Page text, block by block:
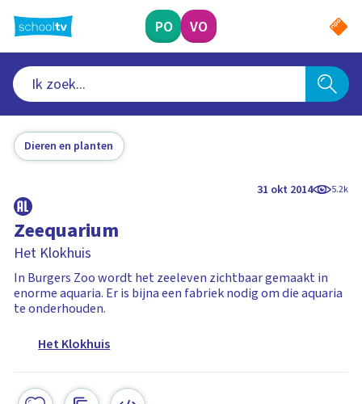
naar
hoofdinhoud
PO VO
Dieren en planten
31 okt 2014 5.2k
Zeequarium
Het Klokhuis
In Burgers Zoo wordt het zeeleven zichtbaar gemaakt in
enorme aquaria. Er is bijna een fabriek nodig om die aquaria
te onderhouden.
Het Klokhuis